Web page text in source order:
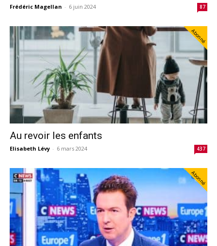
Frédéric Magellan - 6 juin 2024 87
Abonné
Au revoir les enfants
Elisabeth Lévy - 6 mars 2024 437
Abonné